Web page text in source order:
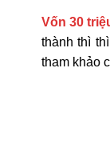
Vốn 30
thành thì
tham khảo